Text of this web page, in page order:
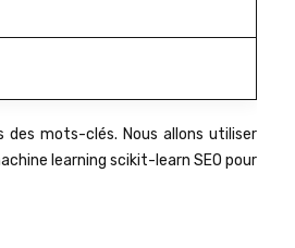
des mots-clés. Nous allons utiliser
learning scikit-learn SEO pour